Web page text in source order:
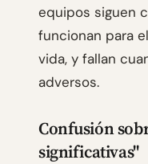
equipos siguen
funcionan para
vida, y fallan
adversos.
Confusión
significativas"